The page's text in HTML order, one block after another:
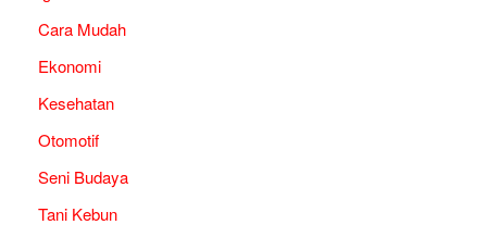
Cara Mudah
Ekonomi
Kesehatan
Otomotif
Seni Budaya
Tani Kebun